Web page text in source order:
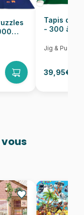
Tapis de
- 300 à
Jig & Puz
39,95€